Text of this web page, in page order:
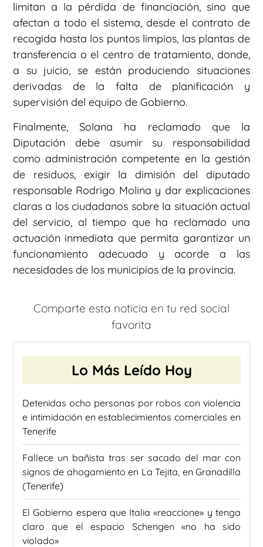
limitan a la pérdida de financiación, sino que
afectan a todo el sistema, desde el contrato de
recogida hasta los puntos limpios, las plantas de
transferencia o el centro de tratamiento, donde,
a su juicio, se están produciendo situaciones
derivadas de la falta de planificación y
supervisión del equipo de Gobierno.
Finalmente, Solana ha reclamado que la
Diputación debe asumir su responsabilidad
como administración competente en la gestión
de residuos, exigir la dimisión del diputado
responsable Rodrigo Molina y dar explicaciones
claras a los ciudadanos sobre la situación actual
del servicio, al tiempo que ha reclamado una
actuación inmediata que permita garantizar un
funcionamiento adecuado y acorde a las
necesidades de los municipios de la provincia.
Comparte esta noticia en tu red social
favorita
Lo Más Leído Hoy
Detenidas ocho personas por robos con violencia
e intimidación en establecimientos comerciales en
Tenerife
Fallece un bañista tras ser sacado del mar con
signos de ahogamiento en La Tejita, en Granadilla
(Tenerife)
El Gobierno espera que Italia «reaccione» y tenga
claro que el espacio Schengen «no ha sido
violado»